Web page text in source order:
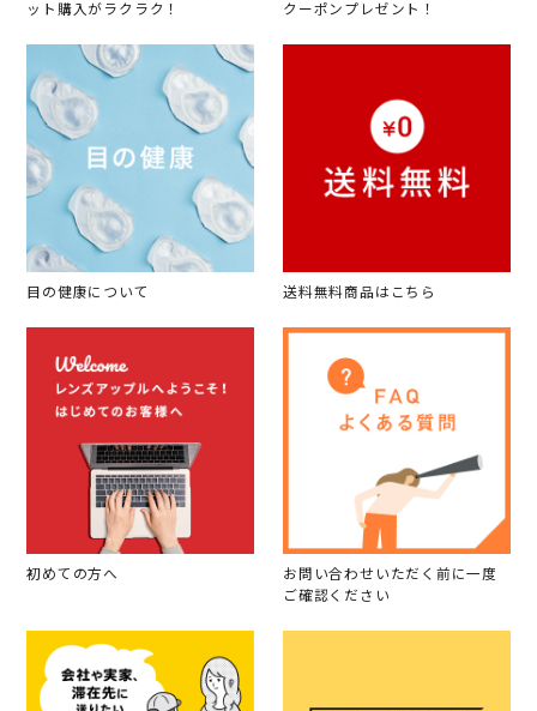
ット購入がラクラク！
クーポンプレゼント！
目の健康について 送料無料商品はこちら
初めての方へ
お問い合わせいただく前に一度
ご確認ください